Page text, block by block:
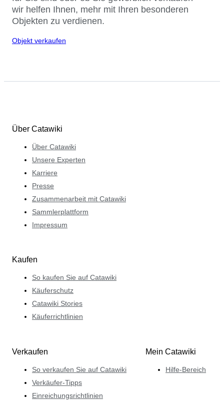
wir helfen Ihnen, mehr mit Ihren besonderen
Objekten zu verdienen.
Objekt verkaufen
Über Catawiki
Über Catawiki
Unsere Experten
Karriere
Presse
Zusammenarbeit mit Catawiki
Sammlerplattform
Impressum
Kaufen
So kaufen Sie auf Catawiki
Käuferschutz
Catawiki Stories
Käuferrichtlinien
Verkaufen
So verkaufen Sie auf Catawiki
Verkäufer-Tipps
Einreichungsrichtlinien
Mein Catawiki
Hilfe-Bereich